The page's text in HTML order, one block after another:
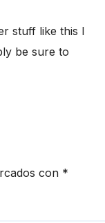
stuff like this I
be sure to
con *